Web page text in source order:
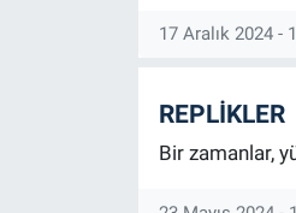
17 Aralık 2024 -
REPLİKLER
Bir zamanlar,